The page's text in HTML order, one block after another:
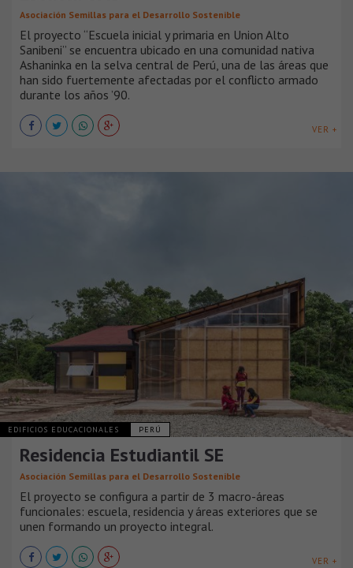
Asociación Semillas para el Desarrollo Sostenible
El proyecto “Escuela inicial y primaria en Union Alto
Sanibeni” se encuentra ubicado en una comunidad nativa
Ashaninka en la selva central de Perú, una de las áreas que
han sido fuertemente afectadas por el conflicto armado
durante los años ’90.
VER +
EDIFICIOS EDUCACIONALES PERÚ
Residencia Estudiantil SE
Asociación Semillas para el Desarrollo Sostenible
El proyecto se configura a partir de 3 macro-áreas
funcionales: escuela, residencia y áreas exteriores que se
unen formando un proyecto integral.
VER +